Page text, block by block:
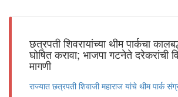
छत्रपती शिवरायांच्या थीम पार्कचा
घोषित करावा; भाजपा गटनेते दरेकरांची
मागणी
राज्यात छत्रपती शिवाजी महाराज यांचे थीम पार्क